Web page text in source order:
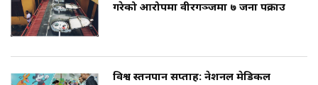
गरेको आरोपमा वीरगञ्जमा ७ जना पक्राउ
विश्व स्तनपान सप्ताह: नेशनल मेडिकल